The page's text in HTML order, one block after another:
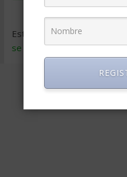
Este sitio usa Akismet para
se procesan los datos de